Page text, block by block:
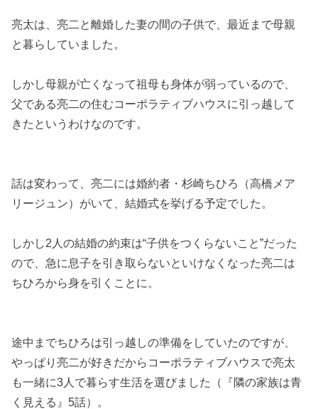
亮太は、亮二と離婚した妻の間の子供で、最近まで母親
と暮らしていました。
しかし母親が亡くなって祖母も身体が弱っているので、
父である亮二の住むコーポラティブハウスに引っ越して
きたというわけなのです。
話は変わって、亮二には婚約者・杉崎ちひろ（高橋メア
リージュン）がいて、結婚式を挙げる予定でした。
しかし2人の結婚の約束は“子供をつくらないこと”だった
ので、急に息子を引き取らないといけなくなった亮二は
ちひろから身を引くことに。
途中までちひろは引っ越しの準備をしていたのですが、
やっぱり亮二が好きだからコーポラティブハウスで亮太
も一緒に3人で暮らす生活を選びました（『隣の家族は青
く見える』5話）。